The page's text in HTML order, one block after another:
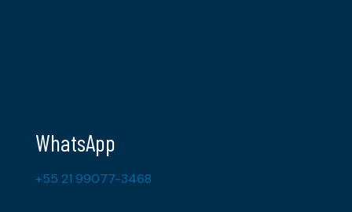
WhatsApp
+55 21 99077-3468